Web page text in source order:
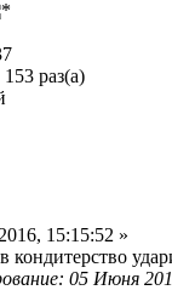
раз(а)
15:15:52 »
кондитерство
05 Июня